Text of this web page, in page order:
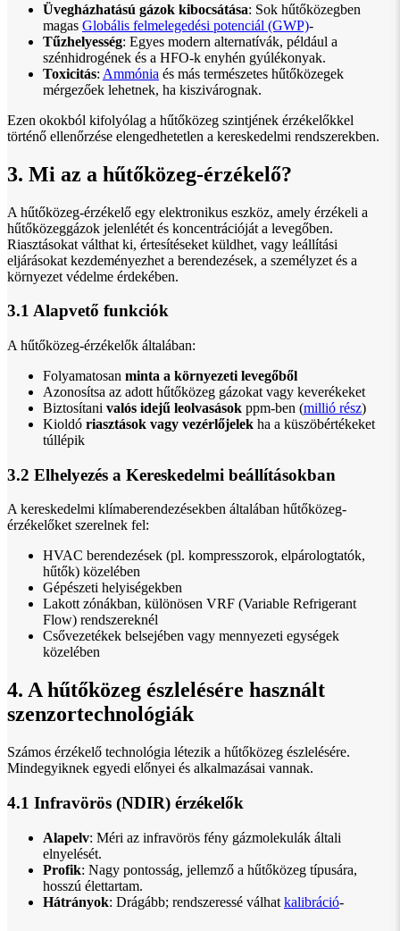
Üvegházhatású gázok kibocsátása: Sok hűtőközegben
magas Globális felmelegedési potenciál (GWP)-
Tűzhelyesség: Egyes modern alternatívák, például a
szénhidrogének és a HFO-k enyhén gyúlékonyak.
Toxicitás: Ammónia és más természetes hűtőközegek
mérgezőek lehetnek, ha kiszivárognak.
Ezen okokból kifolyólag a hűtőközeg szintjének érzékelőkkel
történő ellenőrzése elengedhetetlen a kereskedelmi rendszerekben.
3. Mi az a hűtőközeg-érzékelő?
A hűtőközeg-érzékelő egy elektronikus eszköz, amely érzékeli a
hűtőközeggázok jelenlétét és koncentrációját a levegőben.
Riasztásokat válthat ki, értesítéseket küldhet, vagy leállítási
eljárásokat kezdeményezhet a berendezések, a személyzet és a
környezet védelme érdekében.
3.1 Alapvető funkciók
A hűtőközeg-érzékelők általában:
Folyamatosan minta a környezeti levegőből
Azonosítsa az adott hűtőközeg gázokat vagy keverékeket
Biztosítani valós idejű leolvasások ppm-ben (millió rész)
Kioldó riasztások vagy vezérlőjelek ha a küszöbértékeket
túllépik
3.2 Elhelyezés a Kereskedelmi beállításokban
A kereskedelmi klímaberendezésekben általában hűtőközeg-
érzékelőket szerelnek fel:
HVAC berendezések (pl. kompresszorok, elpárologtatók,
hűtők) közelében
Gépészeti helyiségekben
Lakott zónákban, különösen VRF (Variable Refrigerant
Flow) rendszereknél
Csővezetékek belsejében vagy mennyezeti egységek
közelében
4. A hűtőközeg észlelésére használt
szenzortechnológiák
Számos érzékelő technológia létezik a hűtőközeg észlelésére.
Mindegyiknek egyedi előnyei és alkalmazásai vannak.
4.1 Infravörös (NDIR) érzékelők
Alapelv: Méri az infravörös fény gázmolekulák általi
elnyelését.
Profik: Nagy pontosság, jellemző a hűtőközeg típusára,
hosszú élettartam.
Hátrányok: Drágább; rendszeressé válhat kalibráció-